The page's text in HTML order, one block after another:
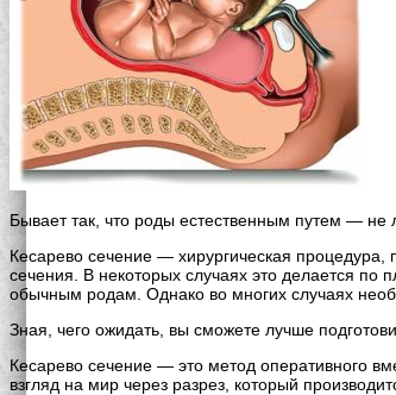
Бывает так, что роды естественным путем — не
Кесарево сечение — хирургическая
сечения. В некоторых случаях это делается
обычным родам. Однако во многих случаях
Зная, чего ожидать, вы сможете лучше
Кесарево сечение — это метод оперативного
взгляд на мир через разрез, который